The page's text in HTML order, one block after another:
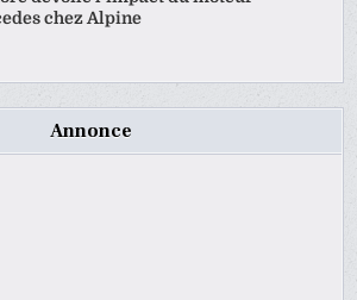
chez Alpine
Annonce